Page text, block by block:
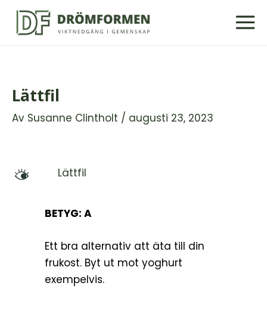
Hoppa
Lättfil
Av Susanne Clintholt / augusti 23, 2023
M Lättfil
BETYG: A
Ett bra alternativ att äta till din
frukost. Byt ut mot yoghurt
exempelvis.